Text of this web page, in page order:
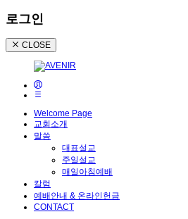
로그인
CLOSE
Welcome Page
교회소개
말씀
대표설교
주일설교
매일아침예배
칼럼
예배안내 & 온라인헌금
CONTACT